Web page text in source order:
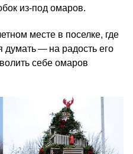
из-под омаров.
месте в поселке, где
думать — на радость его
себе омаров